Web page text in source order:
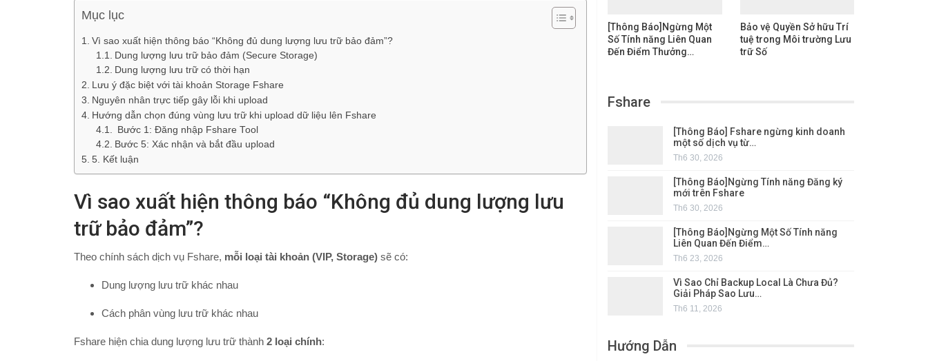
Mục lục
Vì sao xuất hiện thông báo “Không đủ dung lượng lưu trữ bảo đảm”?
Dung lượng lưu trữ bảo đảm (Secure Storage)
Dung lượng lưu trữ có thời hạn
Lưu ý đặc biệt với tài khoản Storage Fshare
Nguyên nhân trực tiếp gây lỗi khi upload
Hướng dẫn chọn đúng vùng lưu trữ khi upload dữ liệu lên Fshare
Bước 1: Đăng nhập Fshare Tool
Bước 5: Xác nhận và bắt đầu upload
5. Kết luận
Vì sao xuất hiện thông báo “Không đủ dung lượng lưu
trữ bảo đảm”?
Theo chính sách dịch vụ Fshare, mỗi loại tài khoản (VIP, Storage) sẽ có:
Dung lượng lưu trữ khác nhau
Cách phân vùng lưu trữ khác nhau
Fshare hiện chia dung lượng lưu trữ thành 2 loại chính:
[Thông Báo]Ngừng Một
Số Tính năng Liên Quan
Đến Điểm Thưởng…
Bảo vệ Quyền Sở hữu Trí
tuệ trong Môi trường Lưu
trữ Số
Fshare
[Thông Báo] Fshare ngừng kinh doanh
một số dịch vụ từ…
Th6 30, 2026
[Thông Báo]Ngừng Tính năng Đăng ký
mới trên Fshare
Th6 30, 2026
[Thông Báo]Ngừng Một Số Tính năng
Liên Quan Đến Điểm…
Th6 23, 2026
Vì Sao Chỉ Backup Local Là Chưa Đủ?
Giải Pháp Sao Lưu…
Th6 11, 2026
Hướng Dẫn